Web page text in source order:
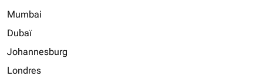
Mumbai
Dubaï
Johannesburg
Londres